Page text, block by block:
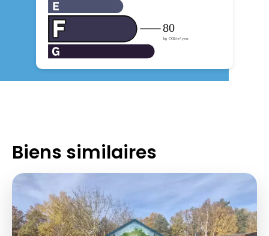
Biens similaires